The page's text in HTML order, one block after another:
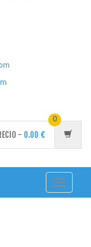
- 0.00 €
0
Toggle